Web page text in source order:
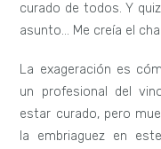
curado de todos. Y
asunto… Me creía el
La exageración es
un profesional del
estar curado, pero
la embriaguez en